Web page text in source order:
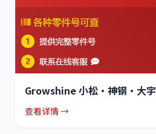
Growshine 小松·神钢·大宇
查看详情 →